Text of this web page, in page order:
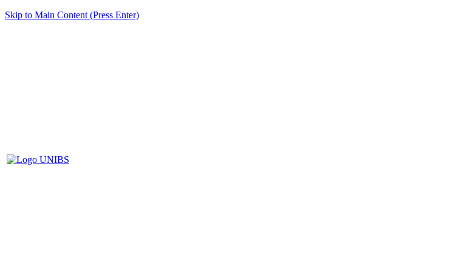
Skip to Main Content (Press Enter)